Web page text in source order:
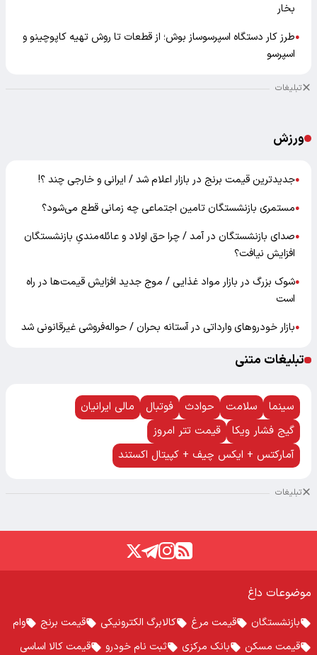
بخار
●طرز کار دستگاه اسپرسوساز بوش؛ از قطعات تا روش تهیه کاپوچینو و
اسپرسو
تبلیغات
ورزش
●جدیدترین قیمت برنج در بازار اعلام شد / ایرانی و خارجی چند ؟!
●مستمری بازنشستگان تامین اجتماعی چه زمانی قطع می‌شود؟
●صدای بازنشستگان در آمد / چرا حق اولاد و عائله‌مندیِ بازنشستگان
افزایش نیافت؟
●شوک بزرگ در بازار مواد غذایی / موج جدید افزایش قیمت‌ها در راه
است
●بازار خودرو‌های وارداتی در آستانه بحران / حواله‌فروشی غیرقانونی شد
تبلیغات متنی
سینما سلامت حوادث فوتبال
مالی ایرانیان
گیج فشار ویکا
قیمت تتر امروز
آمارکتس + ایکس چیف + کپیتال اکستند
تبلیغات
موضوعات داغ
بازنشستگان قیمت مرغ کالابرگ الکترونیکی قیمت برنج
وام
قیمت مسکن
بانک مرکزی ثبت نام خودرو قیمت کالا اساسی